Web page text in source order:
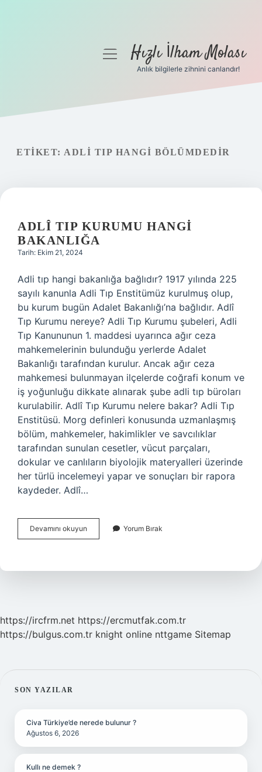
Gizlilik Politikası
menüyüHızlı İlham Molası
Anlık bilgilerle zihnini canlandır!
ETIKET: ADLI TIP HANGI BÖLÜMDEDIR
ADLÎ TIP KURUMU HANGI
BAKANLIĞA
Tarih: Ekim 21, 2024
Adli tıp hangi bakanlığa bağlıdır? 1917 yılında 225
sayılı kanunla Adli Tıp Enstitümüz kurulmuş olup,
bu kurum bugün Adalet Bakanlığı’na bağlıdır. Adlî
Tıp Kurumu nereye? Adli Tıp Kurumu şubeleri, Adli
Tıp Kanununun 1. maddesi uyarınca ağır ceza
mahkemelerinin bulunduğu yerlerde Adalet
Bakanlığı tarafından kurulur. Ancak ağır ceza
mahkemesi bulunmayan ilçelerde coğrafi konum ve
iş yoğunluğu dikkate alınarak şube adli tıp büroları
kurulabilir. Adlî Tıp Kurumu nelere bakar? Adli Tıp
Enstitüsü. Morg definleri konusunda uzmanlaşmış
bölüm, mahkemeler, hakimlikler ve savcılıklar
tarafından sunulan cesetler, vücut parçaları,
dokular ve canlıların biyolojik materyalleri üzerinde
her türlü incelemeyi yapar ve sonuçları bir rapora
kaydeder. Adlî…
Devamını okuyun
Tıp
Bakanlığa
Yorum Bırak
https://ircfrm.net https://ercmutfak.com.tr
https://bulgus.com.tr knight online nttgame Sitemap
SIDEBAR
SON YAZILAR
Civa Türkiye’de nerede bulunur ?
Ağustos 6, 2026
Kullı ne demek ?